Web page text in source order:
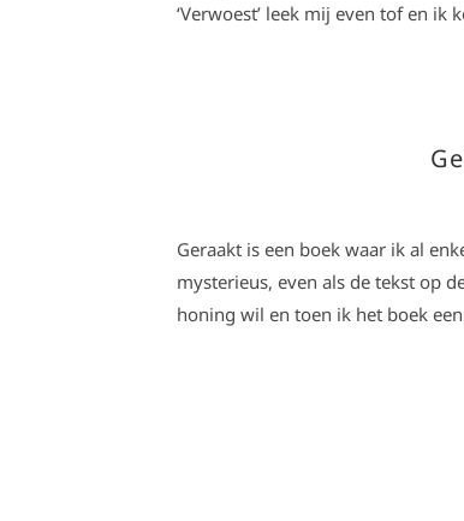
‘Verwoest’ leek mij even tof en
Geraakt is een boek waar ik al
mysterieus, even als de tekst op
honing wil en toen ik het boek